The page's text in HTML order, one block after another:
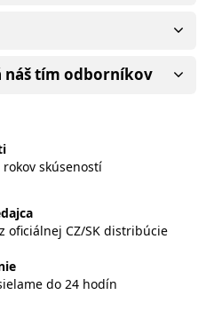
náš tím odborníkov
skúseností
oficiálnej CZ/SK distribúcie
do 24 hodín